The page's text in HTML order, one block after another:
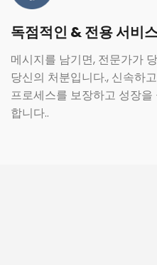
독점적인 & 전용 서비
메시지를 남기면, 전문가가
당신의 처분입니다., 신속하
프로세스를 보장하고 성장
합니다..